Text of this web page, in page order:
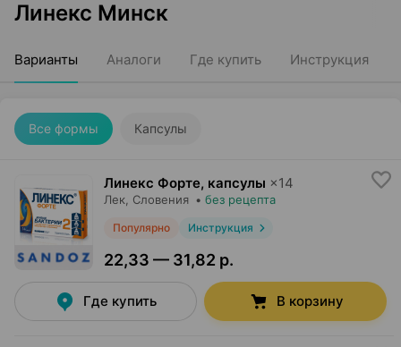
Линекс Минск
Варианты Аналоги Где купить Инструкция
Все формы Капсулы
Линекс Форте, капсулы ×14
Лек , Словения • без рецепта
Популярно Инструкция
22,33 — 31,82 р.
Где купить В корзину